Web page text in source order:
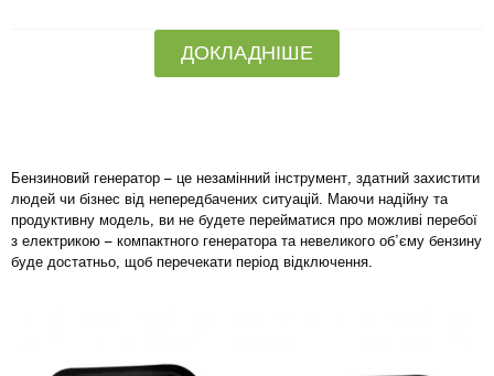
ДОКЛАДНІШЕ
Бензиновий генератор – це незамінний інструмент, здатний захистити
людей чи бізнес від непередбачених ситуацій. Маючи надійну та
продуктивну модель, ви не будете перейматися про можливі перебої
з електрикою – компактного генератора та невеликого об’єму бензину
буде достатньо, щоб перечекати період відключення.